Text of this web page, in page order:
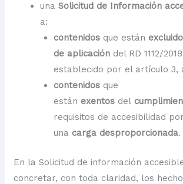
unaSolicitud de Información
a:
contenidosque están
de aplicacióndel RD 1112/
establecido por el artículo 3,
contenidosque
están exentosdel
requisitos de accesibilidad
una carga desproporcionada.
En la Solicitud de información
concretar, con toda claridad, los